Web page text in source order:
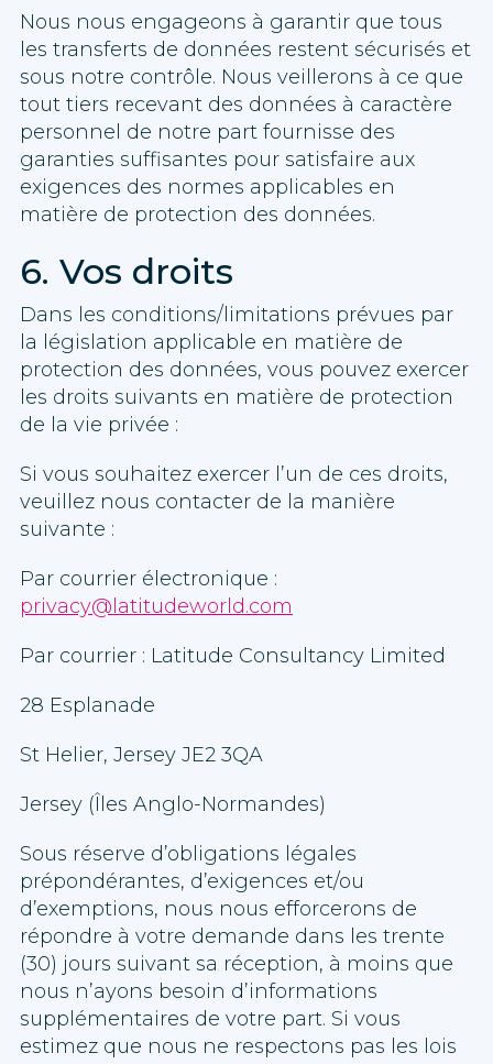
Nous nous engageons à garantir que tous
les transferts de données restent sécurisés et
sous notre contrôle. Nous veillerons à ce que
tout tiers recevant des données à caractère
personnel de notre part fournisse des
garanties suffisantes pour satisfaire aux
exigences des normes applicables en
matière de protection des données.
6. Vos droits
Dans les conditions/limitations prévues par
la législation applicable en matière de
protection des données, vous pouvez exercer
les droits suivants en matière de protection
de la vie privée :
Si vous souhaitez exercer l’un de ces droits,
veuillez nous contacter de la manière
suivante :
Par courrier électronique :
privacy@latitudeworld.com
Par courrier : Latitude Consultancy Limited
28 Esplanade
St Helier, Jersey JE2 3QA
Jersey (Îles Anglo-Normandes)
Sous réserve d’obligations légales
prépondérantes, d’exigences et/ou
d’exemptions, nous nous efforcerons de
répondre à votre demande dans les trente
(30) jours suivant sa réception, à moins que
nous n’ayons besoin d’informations
supplémentaires de votre part. Si vous
estimez que nous ne respectons pas les lois